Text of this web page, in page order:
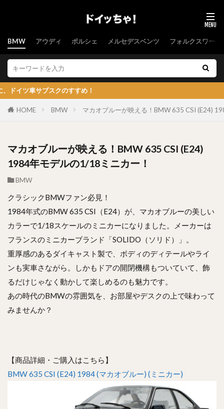
BMW アウディ ポルシェ メルセデスベンツ フォルクスワーゲ
ブスクのすすめ！
HOME BMW マカオブルーが映える！BMW 635 CSI (E24)
マカオブルーが映える！BMW 635 CSI (E24)
1984年モデルの1/18ミニカー！
BMW
クラシックBMWファン必見！
1984年式のBMW 635 CSI（E24）が、マカオブルーの美しい
カラーで1/18スケールのミニカーになりました。メーカーは
フランスのミニカーブランド「SOLIDO（ソリド）」。
重厚感のあるダイキャスト製で、ボディのディテールやライ
ンも実車さながら。しかもドアの開閉機構もついていて、飾
るだけじゃなく動かして楽しめるのも魅力です。
あの時代のBMWの雰囲気を、お部屋やデスクの上で味わって
みませんか？
【商品詳細・ご購入はこちら】
BMW 635 CSI (E24) 1984 (マカオブルー) (ミニカー)